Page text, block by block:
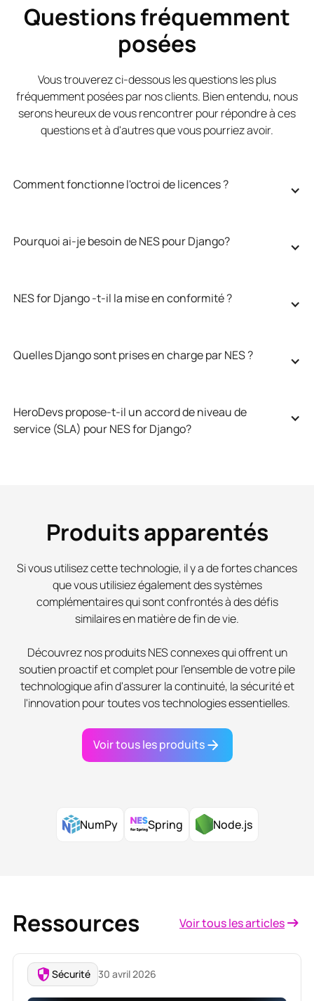
Questions fréquemment
posées
Vous trouverez ci-dessous les questions les plus
fréquemment posées par nos clients. Bien entendu, nous
serons heureux de vous rencontrer pour répondre à ces
questions et à d'autres que vous pourriez avoir.
Comment fonctionne l'octroi de licences ?
Pourquoi ai-je besoin de NES pour Django?
NES for Django -t-il la mise en conformité ?
Quelles Django sont prises en charge par NES ?
HeroDevs propose-t-il un accord de niveau de
service (SLA) pour NES for Django?
Produits apparentés
Si vous utilisez cette technologie, il y a de fortes chances
que vous utilisiez également des systèmes
complémentaires qui sont confrontés à des défis
similaires en matière de fin de vie.
Découvrez nos produits NES connexes qui offrent un
soutien proactif et complet pour l'ensemble de votre pile
technologique afin d'assurer la continuité, la sécurité et
l'innovation pour toutes vos technologies essentielles.
Voir tous les produits
NumPy Spring Node.js
Ressources Voir tous les articles
Sécurité 30 avril 2026